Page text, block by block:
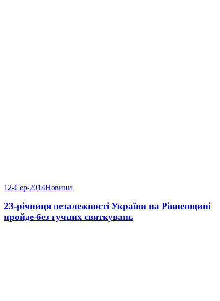
12-Сер-2014Новини
23-річниця незалежності України на Рівненщині
пройде без гучних святкувань